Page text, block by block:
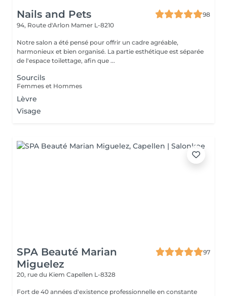
Nails and Pets
98
94, Route d'Arlon Mamer L-8210
Notre salon a été pensé pour offrir un cadre agréable,
harmonieux et bien organisé. La partie esthétique est séparée
de l'espace toilettage, afin que ...
Sourcils
Femmes et Hommes
Lèvre
Visage
SPA Beauté Marian
Miguelez
97
20, rue du Kiem Capellen L-8328
Fort de 40 années d'existence professionnelle en constante